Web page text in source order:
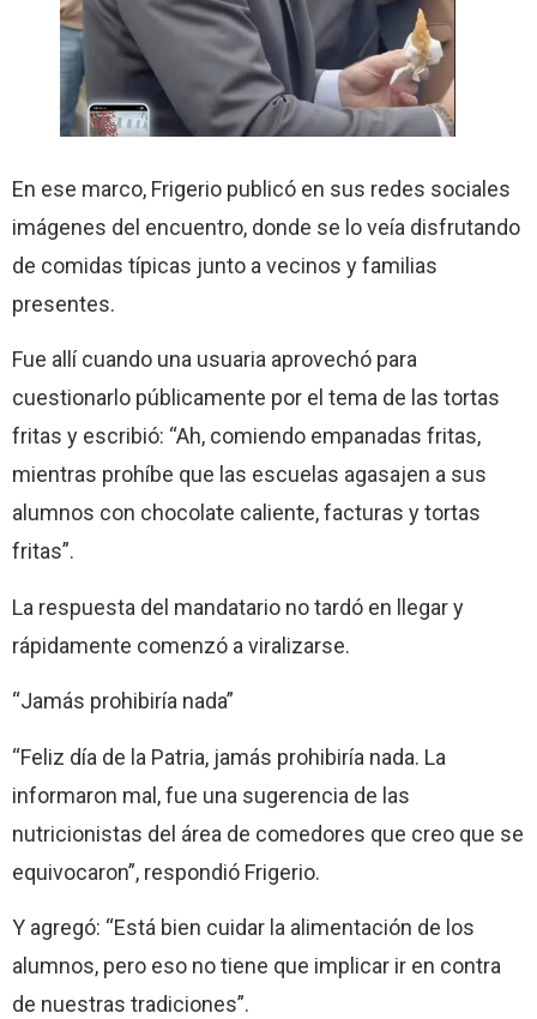
En ese marco, Frigerio publicó en sus redes sociales
imágenes del encuentro, donde se lo veía disfrutando
de comidas típicas junto a vecinos y familias
presentes.
Fue allí cuando una usuaria aprovechó para
cuestionarlo públicamente por el tema de las tortas
fritas y escribió: “Ah, comiendo empanadas fritas,
mientras prohíbe que las escuelas agasajen a sus
alumnos con chocolate caliente, facturas y tortas
fritas”.
La respuesta del mandatario no tardó en llegar y
rápidamente comenzó a viralizarse.
“Jamás prohibiría nada”
“Feliz día de la Patria, jamás prohibiría nada. La
informaron mal, fue una sugerencia de las
nutricionistas del área de comedores que creo que se
equivocaron”, respondió Frigerio.
Y agregó: “Está bien cuidar la alimentación de los
alumnos, pero eso no tiene que implicar ir en contra
de nuestras tradiciones”.